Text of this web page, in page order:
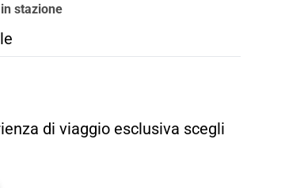
stazione
di viaggio esclusiva scegli